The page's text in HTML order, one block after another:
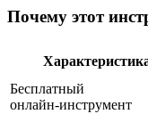
Почему этот
Бесплатный
онлайн‑инструмент